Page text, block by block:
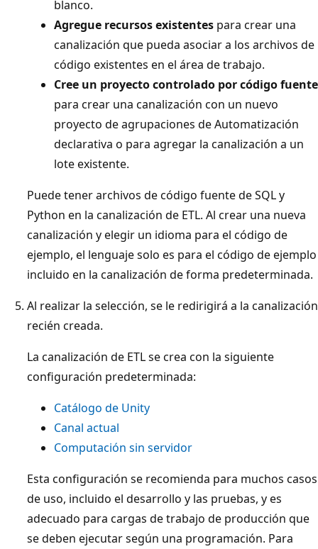
blanco.
Agregue recursos existentes para crear una
canalización que pueda asociar a los archivos de
código existentes en el área de trabajo.
Cree un proyecto controlado por código fuente
para crear una canalización con un nuevo
proyecto de agrupaciones de Automatización
declarativa o para agregar la canalización a un
lote existente.
Puede tener archivos de código fuente de SQL y
Python en la canalización de ETL. Al crear una nueva
canalización y elegir un idioma para el código de
ejemplo, el lenguaje solo es para el código de ejemplo
incluido en la canalización de forma predeterminada.
Al realizar la selección, se le redirigirá a la canalización
recién creada.
La canalización de ETL se crea con la siguiente
configuración predeterminada:
Catálogo de Unity
Canal actual
Computación sin servidor
Esta configuración se recomienda para muchos casos
de uso, incluido el desarrollo y las pruebas, y es
adecuado para cargas de trabajo de producción que
se deben ejecutar según una programación. Para